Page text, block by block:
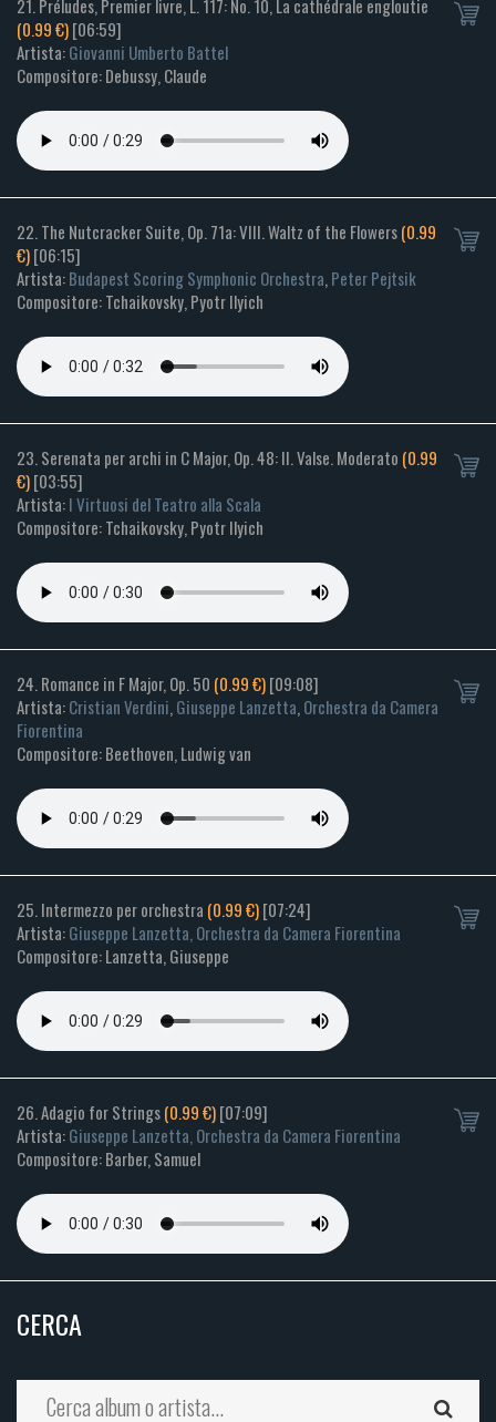
21. Préludes, Premier livre, L. 117: No. 10, La cathédrale engloutie
(0.99 €)[06:59]
Artista:Giovanni Umberto Battel
Compositore: Debussy, Claude
22. The Nutcracker Suite, Op. 71a: VIII. Waltz of the Flowers(0.99
€)[06:15]
Artista:Budapest Scoring Symphonic Orchestra,Peter Pejtsik
Compositore: Tchaikovsky, Pyotr Ilyich
23. Serenata per archi in C Major, Op. 48: II. Valse. Moderato (0.99
€)[03:55]
Artista:I Virtuosi del Teatro alla Scala
Compositore: Tchaikovsky, Pyotr Ilyich
24. Romance in F Major, Op. 50 (0.99 €)[09:08]
Artista:Cristian Verdini,Giuseppe Lanzetta,Orchestra da Camera
Fiorentina
Compositore: Beethoven, Ludwig van
25. Intermezzo per orchestra (0.99 €)[07:24]
Artista:Giuseppe Lanzetta, Orchestra da Camera Fiorentina
Compositore: Lanzetta, Giuseppe
26. Adagio for Strings(0.99 €)[07:09]
Artista:Giuseppe Lanzetta, Orchestra da Camera Fiorentina
Compositore: Barber, Samuel
CERCA